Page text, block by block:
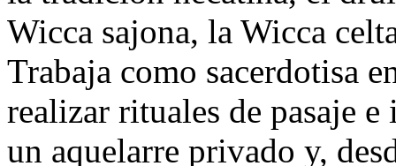
Wicca sajona, la Wicca
Trabaja como sacerdotisa
realizar rituales de pasaje
un aquelarre privado y,